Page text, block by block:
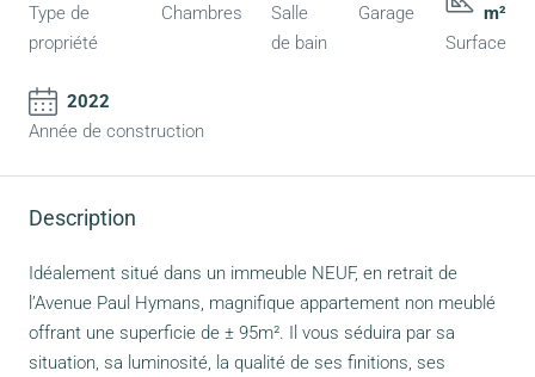
Type de
propriété
Chambres
Salle
de bain
Garage
m²
Surface
2022
Année de construction
Description
Idéalement situé dans un immeuble NEUF, en retrait de
l’Avenue Paul Hymans, magnifique appartement non meublé
offrant une superficie de ± 95m². Il vous séduira par sa
situation, sa luminosité, la qualité de ses finitions, ses